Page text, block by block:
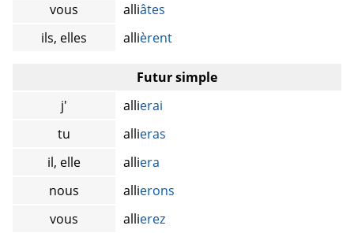
vous
alliâtes
ils, elles
allièrent
Futur simple
j'
allierai
tu
allieras
il, elle
alliera
nous
allierons
vous
allierez